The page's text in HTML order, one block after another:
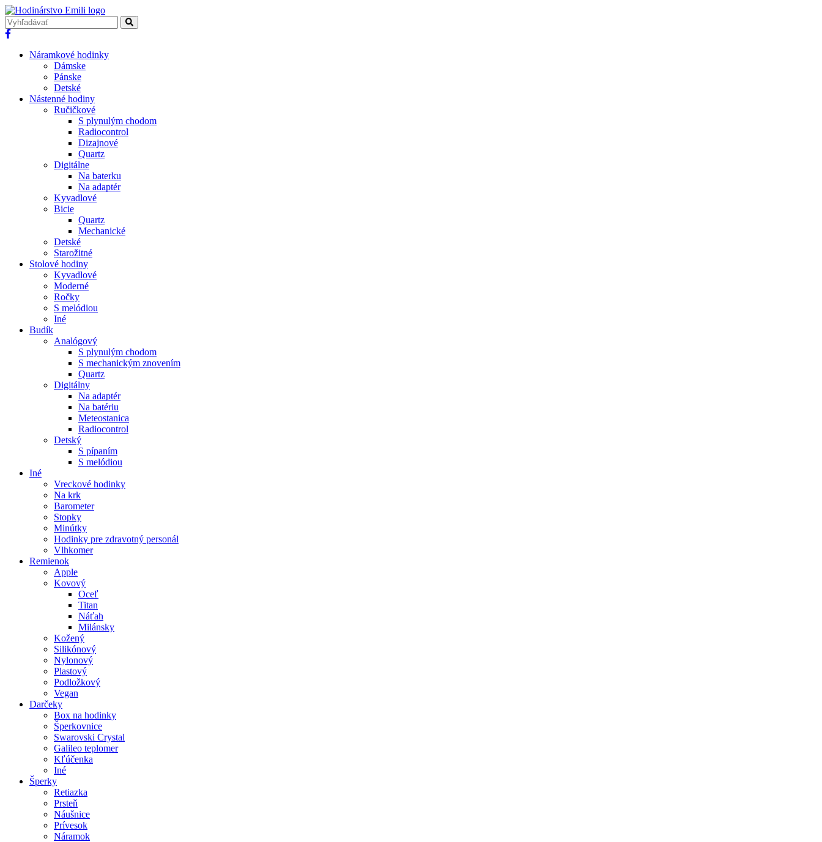
Náramkové hodinky
Dámske
Pánske
Detské
Nástenné hodiny
Ručičkové
S plynulým chodom
Radiocontrol
Dizajnové
Quartz
Digitálne
Na baterku
Na adaptér
Kyvadlové
Bicie
Quartz
Mechanické
Detské
Starožitné
Stolové hodiny
Kyvadlové
Moderné
Ročky
S melódiou
Iné
Budík
Analógový
S plynulým chodom
S mechanickým znovením
Quartz
Digitálny
Na adaptér
Na batériu
Meteostanica
Radiocontrol
Detský
S pípaním
S melódiou
Iné
Vreckové hodinky
Na krk
Barometer
Stopky
Minútky
Hodinky pre zdravotný personál
Vlhkomer
Remienok
Apple
Kovový
Oceľ
Titan
Náťah
Milánsky
Kožený
Silikónový
Nylonový
Plastový
Podložkový
Vegan
Darčeky
Box na hodinky
Šperkovnice
Swarovski Crystal
Galileo teplomer
Kľúčenka
Iné
Šperky
Retiazka
Prsteň
Náušnice
Prívesok
Náramok